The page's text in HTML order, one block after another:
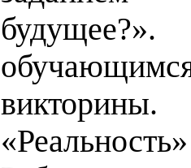
викторины.